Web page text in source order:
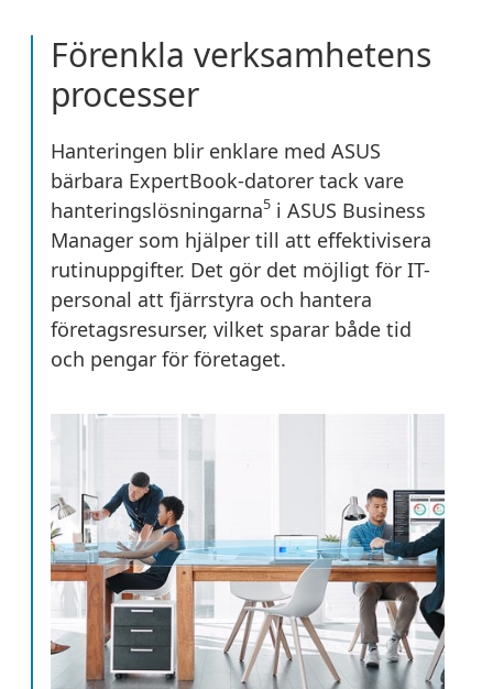
Förenkla verksamhetens
processer
Hanteringen blir enklare med ASUS
bärbara ExpertBook-datorer tack vare
hanteringslösningarna5 i ASUS Business
Manager som hjälper till att effektivisera
rutinuppgifter. Det gör det möjligt för IT-
personal att fjärrstyra och hantera
företagsresurser, vilket sparar både tid
och pengar för företaget.